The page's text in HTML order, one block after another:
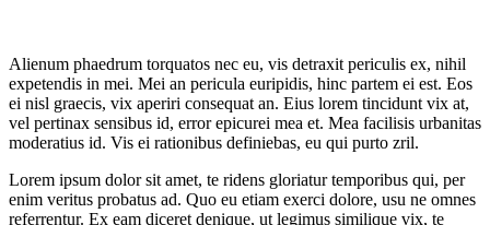
Alienum phaedrum torquatos nec eu, vis detraxit periculis ex, nihil
expetendis in mei. Mei an pericula euripidis, hinc partem ei est. Eos
ei nisl graecis, vix aperiri consequat an. Eius lorem tincidunt vix at,
vel pertinax sensibus id, error epicurei mea et. Mea facilisis urbanitas
moderatius id. Vis ei rationibus definiebas, eu qui purto zril.
Lorem ipsum dolor sit amet, te ridens gloriatur temporibus qui, per
enim veritus probatus ad. Quo eu etiam exerci dolore, usu ne omnes
referrentur. Ex eam diceret denique, ut legimus similique vix, te